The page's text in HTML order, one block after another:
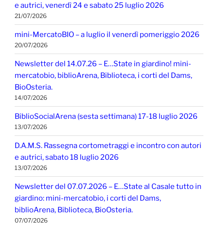
e autrici, venerdì 24 e sabato 25 luglio 2026
21/07/2026
mini-MercatoBIO – a luglio il venerdì pomeriggio 2026
20/07/2026
Newsletter del 14.07.26 – E…State in giardino! mini-
mercatobio, biblioArena, Biblioteca, i corti del Dams,
BioOsteria.
14/07/2026
BiblioSocialArena (sesta settimana) 17-18 luglio 2026
13/07/2026
D.A.M.S. Rassegna cortometraggi e incontro con autori
e autrici, sabato 18 luglio 2026
13/07/2026
Newsletter del 07.07.2026 – E…State al Casale tutto in
giardino: mini-mercatobio, i corti del Dams,
biblioArena, Biblioteca, BioOsteria.
07/07/2026